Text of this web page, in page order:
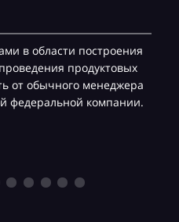
в области построения
продуктовых
от обычного менеджера
федеральной компании.